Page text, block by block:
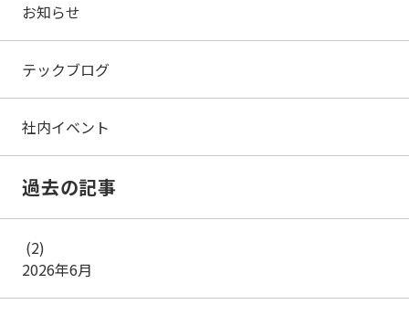
お知らせ
テックブログ
社内イベント
過去の記事
2026年6月
(2)